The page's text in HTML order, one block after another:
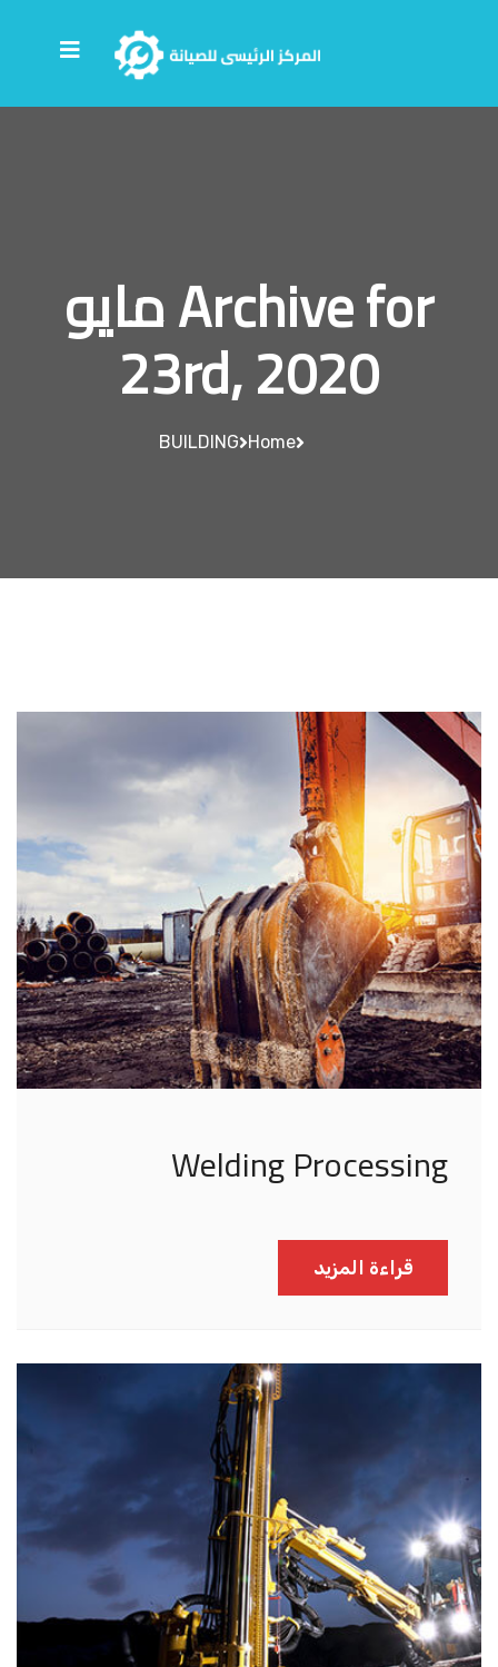
Archive for مايو
23rd, 2020
Home
BUILDING
Welding Processing
قراءة المزيد